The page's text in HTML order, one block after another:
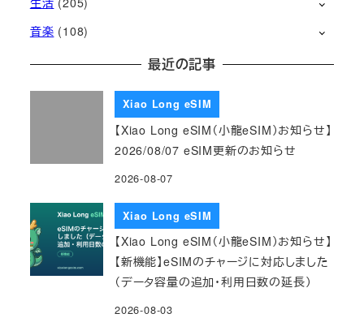
音楽 (108)
最近の記事
Xiao Long eSIM
【Xiao Long eSIM（小龍eSIM）お知らせ】
2026/08/07 eSIM更新のお知らせ
2026-08-07
Xiao Long eSIM
【Xiao Long eSIM（小龍eSIM）お知らせ】
【新機能】eSIMのチャージに対応しました
（データ容量の追加・利用日数の延長）
2026-08-03